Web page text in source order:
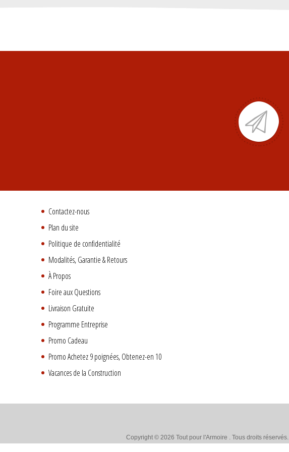
Contactez-nous
Plan du site
Politique de confidentialité
Modalités, Garantie & Retours
À Propos
Foire aux Questions
Livraison Gratuite
Programme Entreprise
Promo Cadeau
Promo Achetez 9 poignées, Obtenez-en 10
Vacances de la Construction
Copyright © 2026 Tout pour l'Armoire . Tous droits réservés.